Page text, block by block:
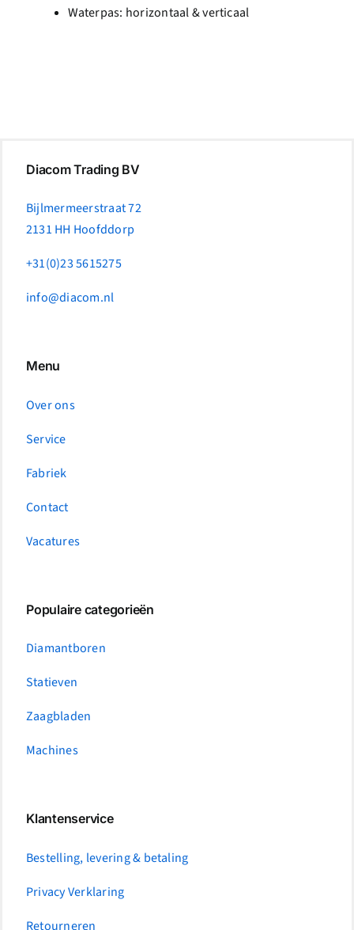
Waterpas: horizontaal & verticaal
Diacom Trading BV
Bijlmermeerstraat 72
2131 HH Hoofddorp
+31(0)23 5615275
info@diacom.nl
Menu
Over ons
Service
Fabriek
Contact
Vacatures
Populaire categorieën
Diamantboren
Statieven
Zaagbladen
Machines
Klantenservice
Bestelling, levering & betaling
Privacy Verklaring
Retourneren